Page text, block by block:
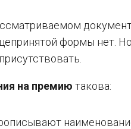
формы нет.
на премию такова: